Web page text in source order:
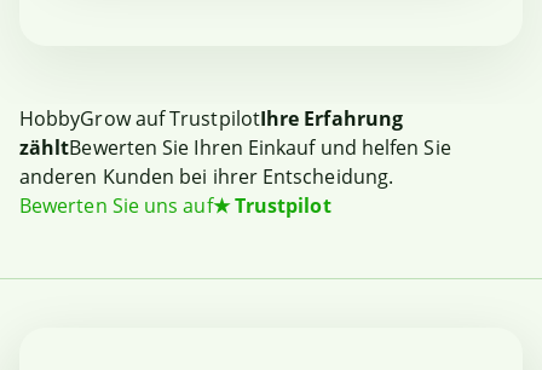
HobbyGrow auf TrustpilotIhre Erfahrung
zähltBewerten Sie Ihren Einkauf und helfen Sie
anderen Kunden bei ihrer Entscheidung.
Bewerten Sie uns auf★Trustpilot